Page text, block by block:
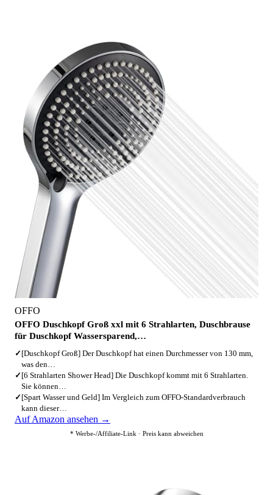
OFFO
OFFO Duschkopf Groß xxl mit 6 Strahlarten, Duschbrause
für Duschkopf Wassersparend,…
✓ [Duschkopf Groß] Der Duschkopf hat einen Durchmesser von 130 mm,
was den…
✓ [6 Strahlarten Shower Head] Die Duschkopf kommt mit 6 Strahlarten.
Sie können…
✓ [Spart Wasser und Geld] Im Vergleich zum OFFO-Standardverbrauch
kann dieser…
Auf Amazon ansehen →
* Werbe-/Affiliate-Link · Preis kann abweichen